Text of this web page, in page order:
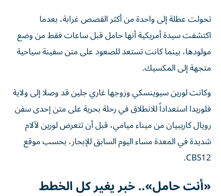
تحولت عطلة إلى واحدة من أكثر القصص غرابة، بعدما
اكتشفت سيدة أمريكية أنها حامل قبل ساعات فقط من وضع
مولودها، بينما كانت تستعد للصعود على متن سفينة سياحية
متجهة إلى المكسيك.
فلوريدا استعداداً للانطلاق في رحلة بحرية على متن إحدى سفن
رويال كاريبيان من ميناء ميامي، قبل أن تتعرض لورين لآلام
شديدة في المعدة مساء اليوم السابق للإبحار، بحسب موقع
CBS12.
«أنت حامل».. خبر يغير كل الخطط